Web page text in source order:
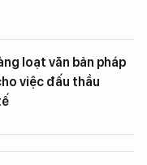
loạt văn bản pháp
việc đấu thầu